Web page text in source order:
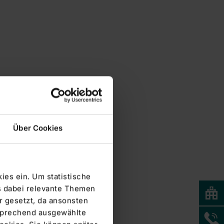
Über Cookies
ein. Um statistische
relevante Themen
gesetzt, da ansonsten
ausgewählte